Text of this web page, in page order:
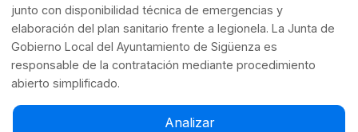
junto con disponibilidad técnica de emergencias y
elaboración del plan sanitario frente a legionela. La Junta de
Gobierno Local del Ayuntamiento de Sigüenza es
responsable de la contratación mediante procedimiento
abierto simplificado.
Analizar